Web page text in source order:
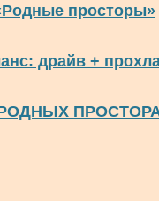
просторы»
драйв +